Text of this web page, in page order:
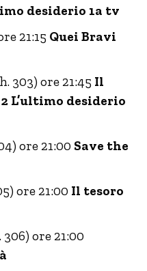
desiderio 1a tv
21:15 Quei Bravi
303) ore 21:45 Il
L’ultimo desiderio
ore 21:00 Save the
ore 21:00 Il tesoro
306) ore 21:00